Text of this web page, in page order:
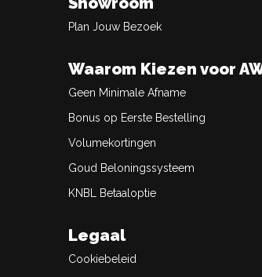
Plan Jouw Bezoek
Waarom Kiezen voor
Geen Minimale Afname
Bonus op Eerste Bestelling
Volumekortingen
Goud Beloningssysteem
KNBL Betaaloptie
Legaal
Cookiebeleid